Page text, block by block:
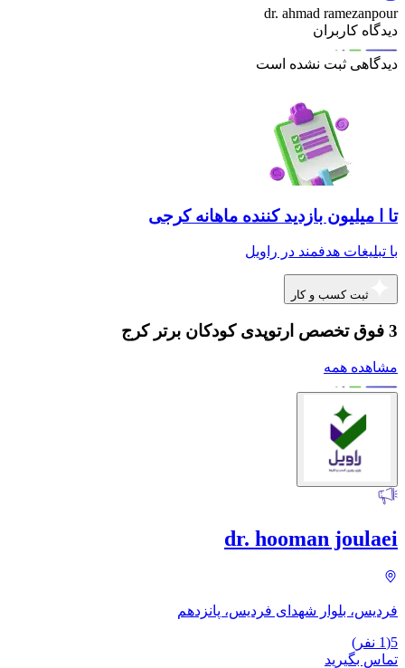
dr. ahmad ramezanpour
دیدگاه کاربران
دیدگاهی ثبت نشده است
تا ا میلیون بازدید کننده ماهانه کرجی
با تبلیغات هدفمند در راویل
ثبت کسب و کار
3 فوق تخصص ارتوپدی کودکان برتر کرج
مشاهده همه
dr. hooman joulaei
فردیس، بلوار شهدای فردیس، پانزدهم
5
(
1 نفر)
تماس بگیرید